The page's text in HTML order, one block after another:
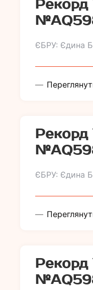
Рекорд
ЄБРУ: Єдина
Рекорд
ЄБРУ: Єдина
Рекорд